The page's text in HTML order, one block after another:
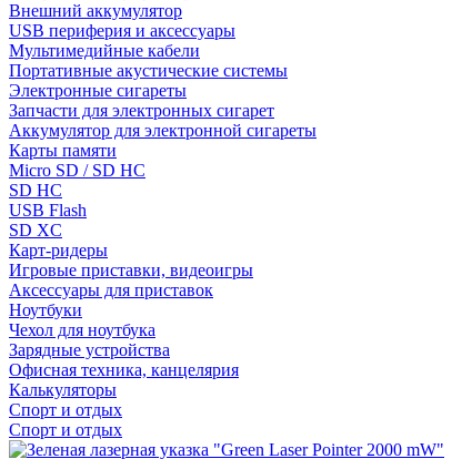
Внешний аккумулятор
USB периферия и аксессуары
Мультимедийные кабели
Портативные акустические системы
Электронные сигареты
Запчасти для электронных сигарет
Аккумулятор для электронной сигареты
Карты памяти
Micro SD / SD HC
SD HC
USB Flash
SD XC
Карт-ридеры
Игровые приставки, видеоигры
Аксессуары для приставок
Ноутбуки
Чехол для ноутбука
Зарядные устройства
Офисная техника, канцелярия
Калькуляторы
Спорт и отдых
Спорт и отдых